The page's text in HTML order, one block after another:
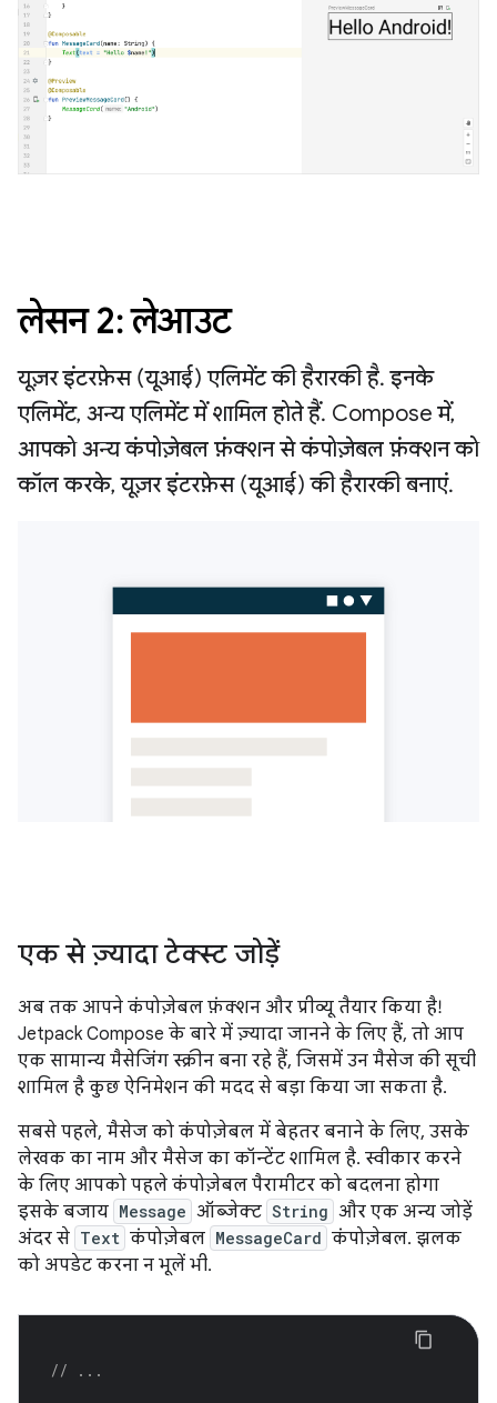
लेसन 2: लेआउट
यूज़र इंटरफ़ेस (यूआई) एलिमेंट की हैरारकी है. इनके
एलिमेंट, अन्य एलिमेंट में शामिल होते हैं. Compose में,
आपको अन्य कंपोज़ेबल फ़ंक्शन से कंपोज़ेबल फ़ंक्शन को
कॉल करके, यूज़र इंटरफ़ेस (यूआई) की हैरारकी बनाएं.
एक से ज़्यादा टेक्स्ट जोड़ें
अब तक आपने कंपोज़ेबल फ़ंक्शन और प्रीव्यू तैयार किया है!
Jetpack Compose के बारे में ज़्यादा जानने के लिए हैं, तो आप
एक सामान्य मैसेजिंग स्क्रीन बना रहे हैं, जिसमें उन मैसेज की सूची
शामिल है कुछ ऐनिमेशन की मदद से बड़ा किया जा सकता है.
सबसे पहले, मैसेज को कंपोज़ेबल में बेहतर बनाने के लिए, उसके
लेखक का नाम और मैसेज का कॉन्टेंट शामिल है. स्वीकार करने
के लिए आपको पहले कंपोज़ेबल पैरामीटर को बदलना होगा
इसके बजाय Message ऑब्जेक्ट String और एक अन्य जोड़ें
अंदर से Text कंपोज़ेबल MessageCard कंपोज़ेबल. झलक
को अपडेट करना न भूलें भी.
// ...